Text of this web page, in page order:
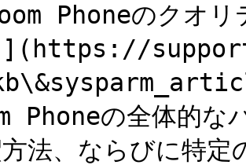
Phoneのクオリ
](https://
Phoneの全体的な
法、ならびに特